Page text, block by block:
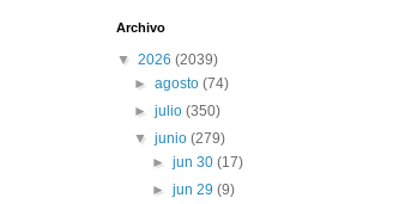
Archivo
▼ 2026 (2039)
►agosto(74)
►julio(350)
▼junio(279)
► jun 30 (17)
► jun 29 (9)